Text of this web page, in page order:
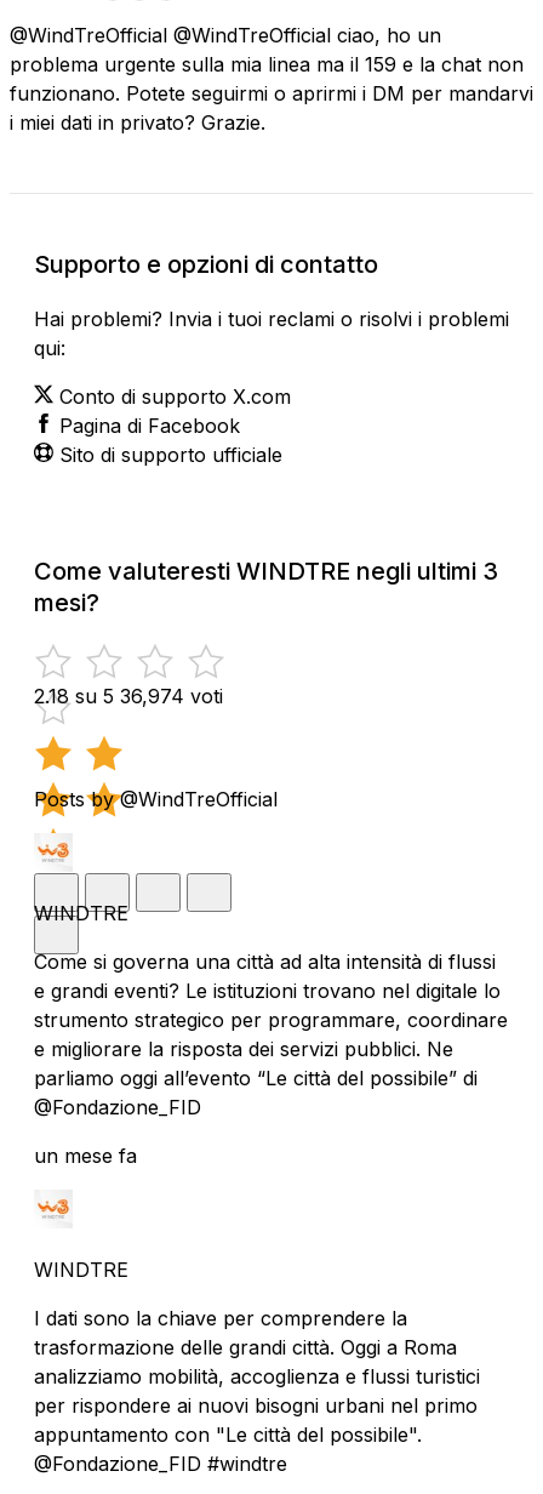
@WindTreOfficial @WindTreOfficial ciao, ho un
problema urgente sulla mia linea ma il 159 e la chat non
funzionano. Potete seguirmi o aprirmi i DM per mandarvi
i miei dati in privato? Grazie.
Supporto e opzioni di contatto
Hai problemi? Invia i tuoi reclami o risolvi i problemi
qui:
Conto di supporto X.com
Pagina di Facebook
Sito di supporto ufficiale
Come valuteresti WINDTRE negli ultimi 3
mesi?
2.18 su 5 36,974 voti
Posts by @WindTreOfficial
WINDTRE
Come si governa una città ad alta intensità di flussi
e grandi eventi? Le istituzioni trovano nel digitale lo
strumento strategico per programmare, coordinare
e migliorare la risposta dei servizi pubblici. Ne
parliamo oggi all’evento “Le città del possibile” di
@Fondazione_FID
un mese fa
WINDTRE
I dati sono la chiave per comprendere la
trasformazione delle grandi città. Oggi a Roma
analizziamo mobilità, accoglienza e flussi turistici
per rispondere ai nuovi bisogni urbani nel primo
appuntamento con "Le città del possibile".
@Fondazione_FID #windtre